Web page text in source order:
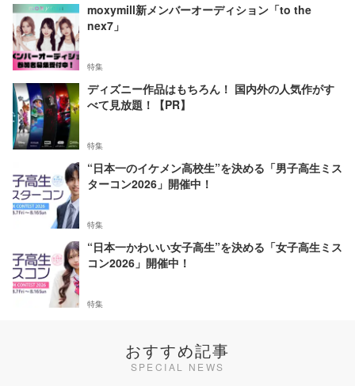
moxymill新メンバーオーディション「to the
nex7」
特集
ディズニー作品はもちろん！ 国内外の人気作がす
べて見放題！【PR】
特集
“日本一のイケメン高校生”を決める「男子高生ミス
ターコン2026」開催中！
特集
“日本一かわいい女子高生”を決める「女子高生ミス
コン2026」開催中！
特集
おすすめ記事
SPECIAL NEWS